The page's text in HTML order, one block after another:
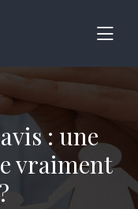
: une
vraiment